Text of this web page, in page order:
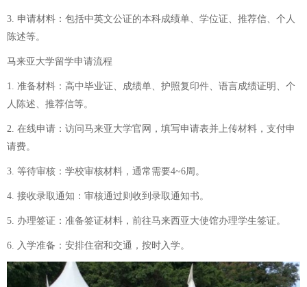
3. 申请材料：包括中英文公证的本科成绩单、学位证、推荐信、个人
陈述等。
马来亚大学留学申请流程
1. 准备材料：高中毕业证、成绩单、护照复印件、语言成绩证明、个
人陈述、推荐信等。
2. 在线申请：访问马来亚大学官网，填写申请表并上传材料，支付申
请费。
3. 等待审核：学校审核材料，通常需要4~6周。
4. 接收录取通知：审核通过则收到录取通知书。
5. 办理签证：准备签证材料，前往马来西亚大使馆办理学生签证。
6. 入学准备：安排住宿和交通，按时入学。